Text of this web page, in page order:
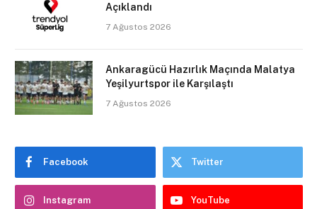
Açıklandı
7 Ağustos 2026
Ankaragücü Hazırlık Maçında Malatya
Yeşilyurtspor ile Karşılaştı
7 Ağustos 2026
Facebook Twitter
Instagram YouTube